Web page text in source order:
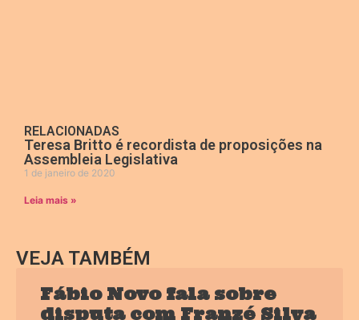
RELACIONADAS
Teresa Britto é recordista de proposições na
Assembleia Legislativa
1 de janeiro de 2020
Leia mais »
VEJA TAMBÉM
Fábio Novo fala sobre
disputa com Franzé Silva